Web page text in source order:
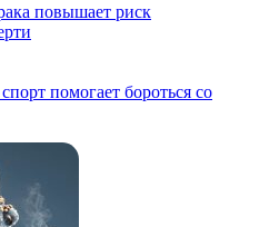
повышает риск
помогает бороться со